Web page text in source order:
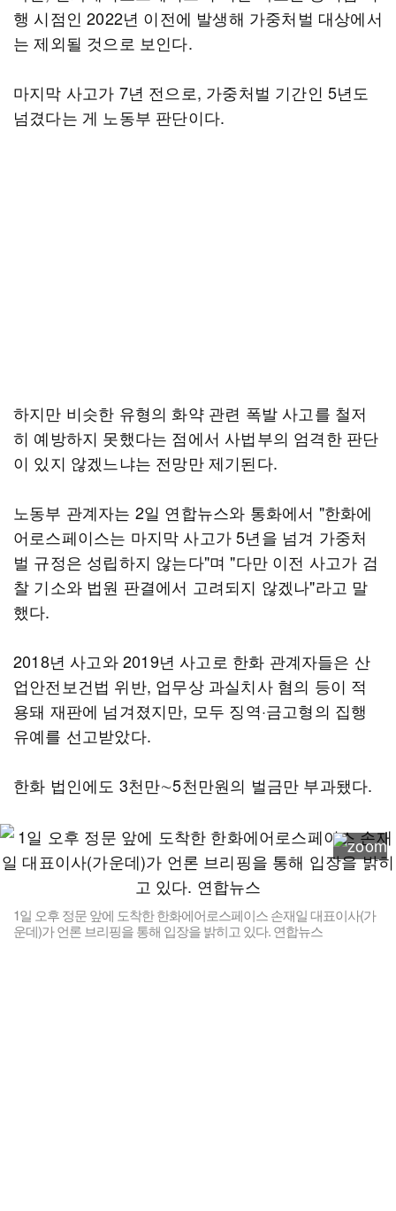
행 시점인 2022년 이전에 발생해 가중처벌 대상에서
는 제외될 것으로 보인다.
마지막 사고가 7년 전으로, 가중처벌 기간인 5년도
넘겼다는 게 노동부 판단이다.
하지만 비슷한 유형의 화약 관련 폭발 사고를 철저
히 예방하지 못했다는 점에서 사법부의 엄격한 판단
이 있지 않겠느냐는 전망만 제기된다.
노동부 관계자는 2일 연합뉴스와 통화에서 "한화에
어로스페이스는 마지막 사고가 5년을 넘겨 가중처
벌 규정은 성립하지 않는다"며 "다만 이전 사고가 검
찰 기소와 법원 판결에서 고려되지 않겠나"라고 말
했다.
2018년 사고와 2019년 사고로 한화 관계자들은 산
업안전보건법 위반, 업무상 과실치사 혐의 등이 적
용돼 재판에 넘겨졌지만, 모두 징역·금고형의 집행
유예를 선고받았다.
한화 법인에도 3천만∼5천만원의 벌금만 부과됐다.
1일 오후 정문 앞에 도착한 한화에어로스페이스 손재일 대표이사(가
운데)가 언론 브리핑을 통해 입장을 밝히고 있다. 연합뉴스